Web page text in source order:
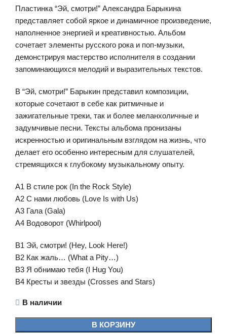
Пластинка “Эй, смотри!” Александра Барыкина
представляет собой яркое и динамичное произведение,
наполненное энергией и креативностью. Альбом
сочетает элементы русского рока и поп-музыки,
демонстрируя мастерство исполнителя в создании
запоминающихся мелодий и выразительных текстов.
В “Эй, смотри!” Барыкин представил композиции,
которые сочетают в себе как ритмичные и
зажигательные треки, так и более меланхоличные и
задумчивые песни. Тексты альбома пронизаны
искренностью и оригинальным взглядом на жизнь, что
делает его особенно интересным для слушателей,
стремящихся к глубокому музыкальному опыту.
A1 В стиле рок (In the Rock Style)
A2 С нами любовь (Love Is with Us)
A3 Гала (Gala)
A4 Водоворот (Whirlpool)
B1 Эй, смотри! (Hey, Look Here!)
B2 Как жаль… (What a Pity…)
B3 Я обнимаю тебя (I Hug You)
B4 Кресты и звезды (Crosses and Stars)
В наличии
В КОРЗИНУ